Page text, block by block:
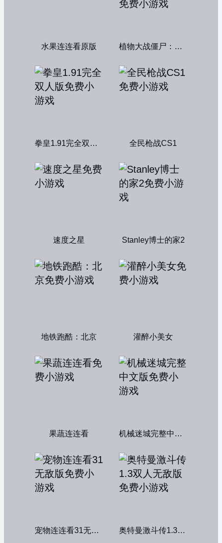
水果连连看原版 植物大战僵尸：融合变种
拳皇1.91完全双人版 全民枪战CS1
速度之星 Stanley博士的家2
地铁跑酷：北京 灌醉小美女
果蔬连连看 机械迷城完整中文版
宠物连连看31无敌版 奥特曼激斗传1.3双人无敌版